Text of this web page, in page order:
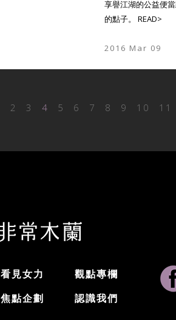
享譽江湖的公益便
的點子。 READ>
2016 Mar 09
2 3 4 5 6 7 8 9 10 11
看見女力
觀點專欄
焦點企劃
認識我們